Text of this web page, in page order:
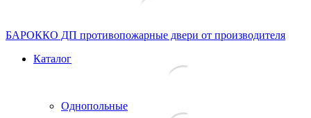
БАРОККО ДП противопожарные двери от производителя
Каталог
Однопольные